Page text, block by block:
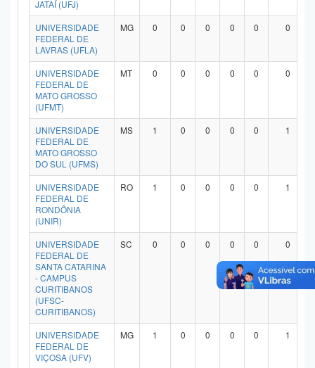
JATAÍ (UFJ)
UNIVERSIDADE
FEDERAL DE
LAVRAS (UFLA)
MG 0 0 0 0 0 0
UNIVERSIDADE
FEDERAL DE
MATO GROSSO
(UFMT)
MT 0 0 0 0 0 0
UNIVERSIDADE
FEDERAL DE
MATO GROSSO
DO SUL (UFMS)
MS 1 0 0 0 0 1
UNIVERSIDADE
FEDERAL DE
RONDÔNIA
(UNIR)
RO 1 0 0 0 0 1
UNIVERSIDADE
FEDERAL DE
SANTA CATARINA
- CAMPUS
CURITIBANOS
(UFSC-
CURITIBANOS)
SC 0 0 0 0 0 0
UNIVERSIDADE
FEDERAL DE
VIÇOSA (UFV)
MG 1 0 0 0 0 1